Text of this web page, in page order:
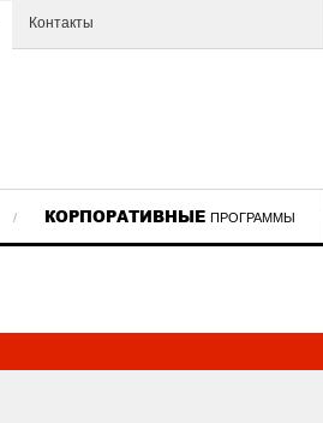
Контакты
/ КОРПОРАТИВНЫЕ ПРОГРАММЫ